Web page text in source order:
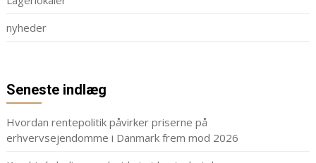
nyheder
Seneste indlæg
Hvordan rentepolitik påvirker priserne på
erhvervsejendomme i Danmark frem mod 2026